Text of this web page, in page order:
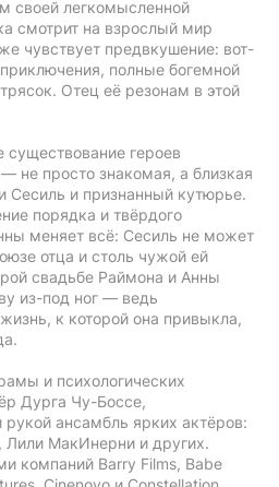
своей легкомысленной
смотрит на взрослый мир
чувствует предвкушение: вот-
полные богемной
Отец её резонам в этой
существование героев
не просто знакомая, а близкая
Сесиль и признанный кутюрье.
порядка и твёрдого
меняет всё: Сесиль не может
отца и столь чужой ей
свадьбе Раймона и Анны
из-под ног — ведь
к которой она привыкла,
и психологических
Дурга Чу-Боссе,
ансамбль ярких актёров:
Лили МакИнерни и других.
компаний Barry Films, Babe